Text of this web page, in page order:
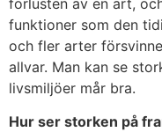
funktioner som den
och fler arter
allvar. Man kan se
livsmiljöer mår bra.
Hur ser storken på